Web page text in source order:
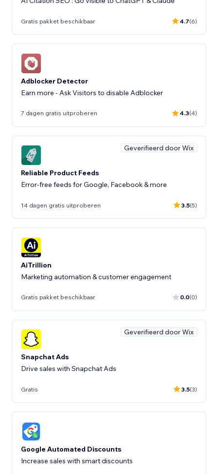
Gratis pakket beschikbaar 4.7(6)
Adblocker Detector
Earn more - Ask Visitors to disable Adblocker
7 dagen gratis uitproberen 4.3(4)
Geverifieerd door Wix
Reliable Product Feeds
Error-free feeds for Google, Facebook & more
14 dagen gratis uitproberen 3.5(5)
AiTrillion
Marketing automation & customer engagement
Gratis pakket beschikbaar 0.0(0)
Geverifieerd door Wix
Snapchat Ads
Drive sales with Snapchat Ads
Gratis 3.5(3)
Google Automated Discounts
Increase sales with smart discounts